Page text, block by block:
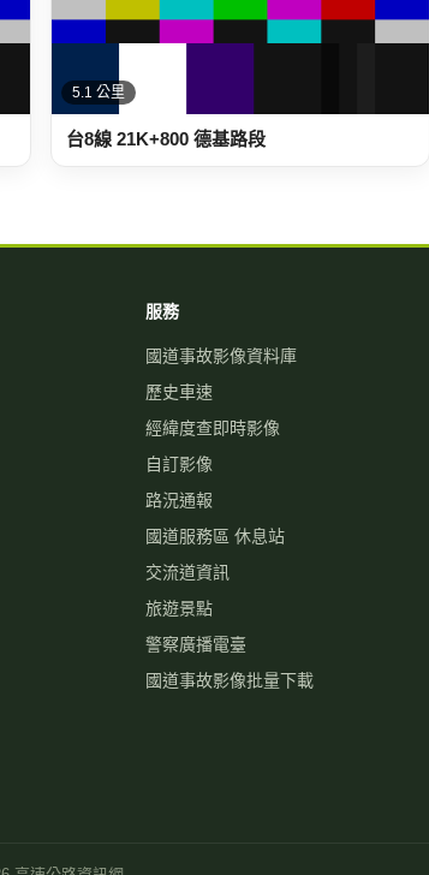
5.1 公里
台8線 21K+800 德基路段
服務
國道事故影像資料庫
歷史車速
經緯度查即時影像
自訂影像
路況通報
國道服務區 休息站
交流道資訊
旅遊景點
警察廣播電臺
國道事故影像批量下載